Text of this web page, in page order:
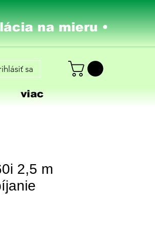
na mieru •
sa
viac
2,5 m